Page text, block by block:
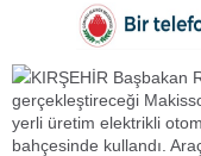
KIRŞEHİR Başbakan
gerçekleştireceği
yerli üretim elektrikli
bahçesinde kullandı.